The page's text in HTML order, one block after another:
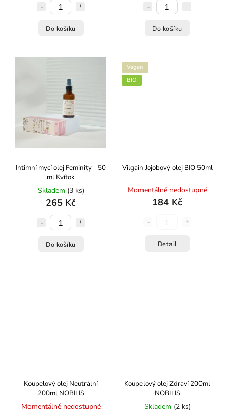
Do košíku Do košíku
Intimní mycí olej Feminity - 50
ml Kvítok
Skladem (3 ks)
265 Kč
Do košíku
Vegan
BIO
Vilgain Jojobový olej BIO 50ml
Momentálně nedostupné
184 Kč
Detail
Koupelový olej Neutrální
200ml NOBILIS
Momentálně nedostupné
Koupelový olej Zdraví 200ml
NOBILIS
Skladem (2 ks)